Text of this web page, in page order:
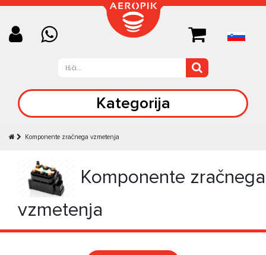
Kategorija
Komponente zračnega vzmetenja
Komponente zračnega
vzmetenja